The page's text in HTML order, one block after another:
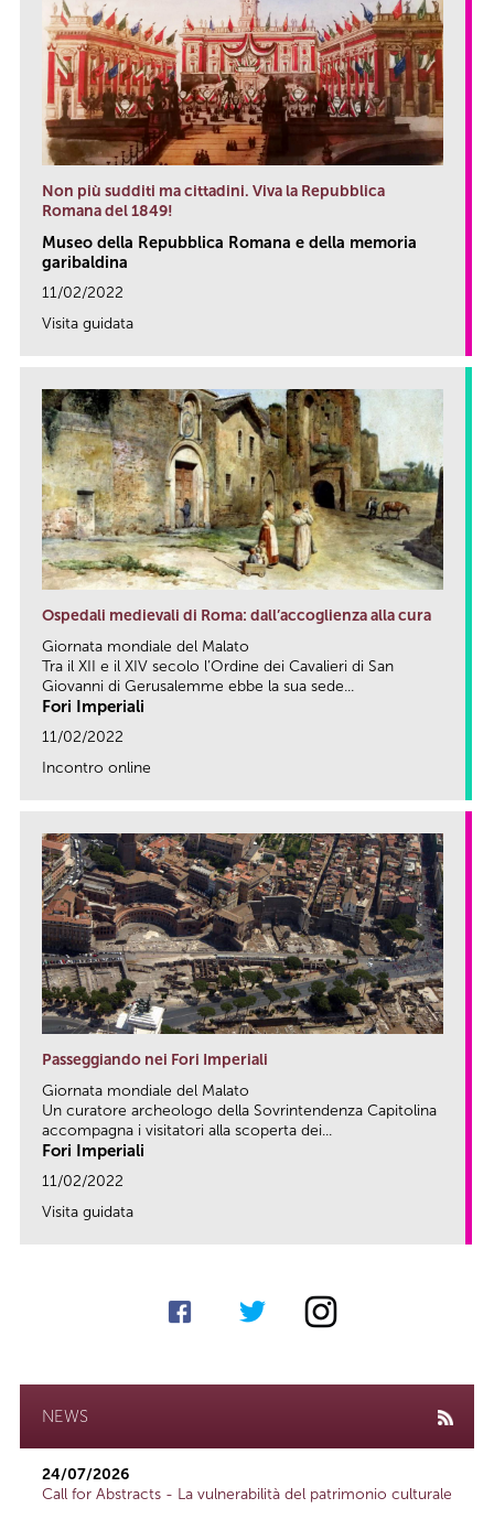
Non più sudditi ma cittadini. Viva la Repubblica
Romana del 1849!
Museo della Repubblica Romana e della memoria
garibaldina
11/02/2022
Visita guidata
Ospedali medievali di Roma: dall’accoglienza alla cura
Giornata mondiale del Malato
Tra il XII e il XIV secolo l’Ordine dei Cavalieri di San
Giovanni di Gerusalemme ebbe la sua sede...
Fori Imperiali
11/02/2022
Incontro online
Passeggiando nei Fori Imperiali
Giornata mondiale del Malato
Un curatore archeologo della Sovrintendenza Capitolina
accompagna i visitatori alla scoperta dei...
Fori Imperiali
11/02/2022
Visita guidata
NEWS
24/07/2026
Call for Abstracts - La vulnerabilità del patrimonio culturale